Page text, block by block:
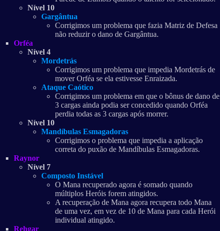
Nível 10
Gargântua
Corrigimos um problema que fazia Matriz de Defesa
não reduzir o dano de Gargântua.
Orféa
Nível 4
Mordetrás
Corrigimos um problema que impedia Mordetrás de
mover Orféa se ela estivesse Enraizada.
Ataque Caótico
Corrigimos um problema em que o bônus de dano de
3 cargas ainda podia ser concedido quando Orféa
perdia todas as 3 cargas após morrer.
Nível 10
Mandíbulas Esmagadoras
Corrigimos o problema que impedia a aplicação
correta do puxão de Mandíbulas Esmagadoras.
Raynor
Nível 7
Composto Instável
O Mana recuperado agora é somado quando
múltiplos Heróis forem atingidos.
A recuperação de Mana agora recupera todo Mana
de uma vez, em vez de 10 de Mana para cada Herói
individual atingido.
Rehgar